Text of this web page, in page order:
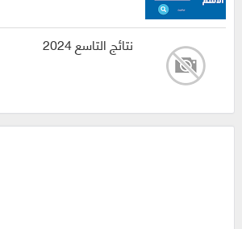
نتائج التاسع 2024